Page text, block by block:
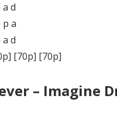
d
p a
d
[70p] [70p]
– Imagine